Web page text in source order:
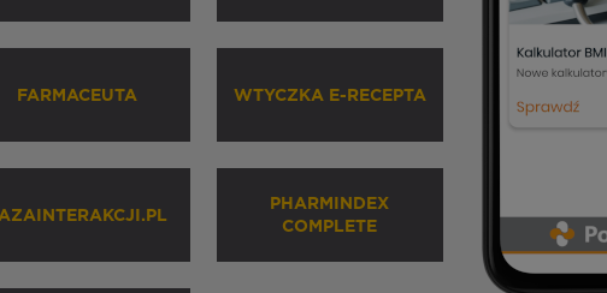
FARMACEUTA WTYCZKA E-RECEPTA
PHARMINDEX
COMPLETE